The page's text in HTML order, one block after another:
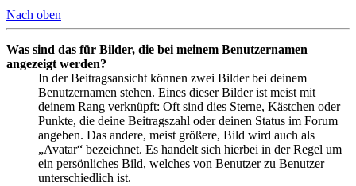
Nach oben
Was sind das für Bilder, die bei meinem Benutzernamen
angezeigt werden?
In der Beitragsansicht können zwei Bilder bei deinem
Benutzernamen stehen. Eines dieser Bilder ist meist mit
deinem Rang verknüpft: Oft sind dies Sterne, Kästchen oder
Punkte, die deine Beitragszahl oder deinen Status im Forum
angeben. Das andere, meist größere, Bild wird auch als
„Avatar“ bezeichnet. Es handelt sich hierbei in der Regel um
ein persönliches Bild, welches von Benutzer zu Benutzer
unterschiedlich ist.